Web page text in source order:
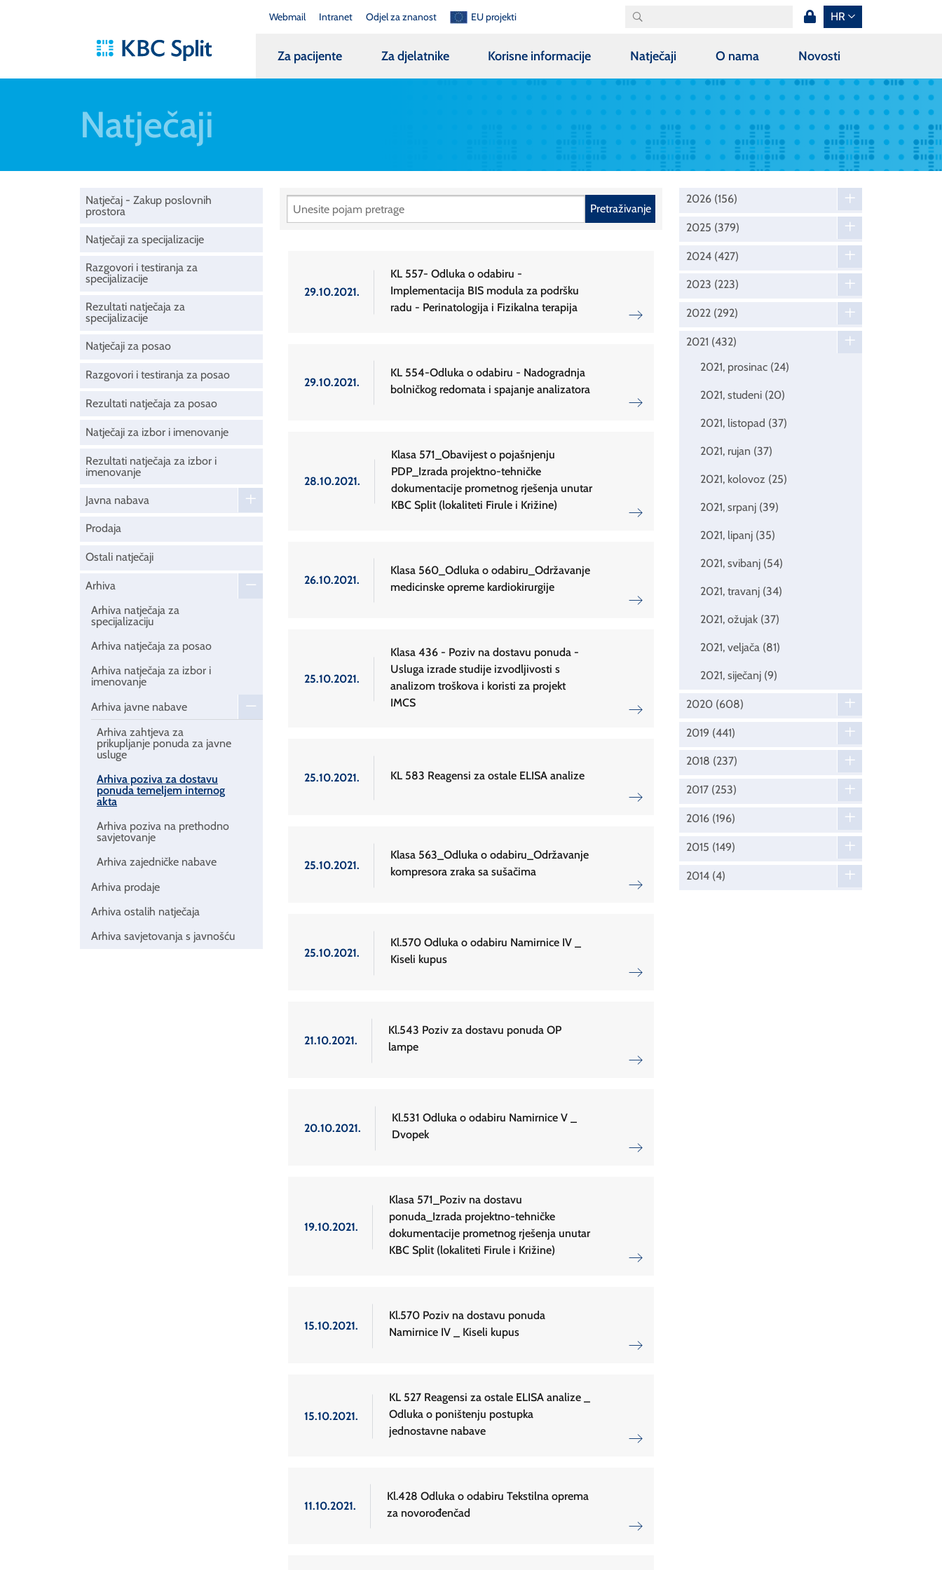
Webmail Intranet Odjel za znanost EU projekti HR
Za pacijente Za djelatnike Korisne informacije Natječaji O nama Novosti
Natječaji
Natječaj - Zakup poslovnih
prostora
Natječaji za specijalizacije
Razgovori i testiranja za
specijalizacije
Rezultati natječaja za
specijalizacije
Natječaji za posao
Razgovori i testiranja za posao
Rezultati natječaja za posao
Natječaji za izbor i imenovanje
Rezultati natječaja za izbor i
imenovanje
Javna nabava
Prodaja
Ostali natječaji
Arhiva
Arhiva natječaja za
specijalizaciju
Arhiva natječaja za posao
Arhiva natječaja za izbor i
imenovanje
Arhiva javne nabave
Arhiva zahtjeva za
prikupljanje ponuda za javne
usluge
Arhiva poziva za dostavu
ponuda temeljem internog
akta
Arhiva poziva na prethodno
savjetovanje
Arhiva zajedničke nabave
Arhiva prodaje
Arhiva ostalih natječaja
Arhiva savjetovanja s javnošću
Pretraživanje
29.10.2021.
KL 557- Odluka o odabiru -
Implementacija BIS modula za podršku
radu - Perinatologija i Fizikalna terapija
29.10.2021.
KL 554-Odluka o odabiru - Nadogradnja
bolničkog redomata i spajanje analizatora
28.10.2021.
Klasa 571_Obavijest o pojašnjenju
PDP_Izrada projektno-tehničke
dokumentacije prometnog rješenja unutar
KBC Split (lokaliteti Firule i Križine)
26.10.2021.
Klasa 560_Odluka o odabiru_Održavanje
medicinske opreme kardiokirurgije
25.10.2021.
Klasa 436 - Poziv na dostavu ponuda -
Usluga izrade studije izvodljivosti s
analizom troškova i koristi za projekt
IMCS
25.10.2021. KL 583 Reagensi za ostale ELISA analize
25.10.2021.
Klasa 563_Odluka o odabiru_Održavanje
kompresora zraka sa sušačima
25.10.2021.
Kl.570 Odluka o odabiru Namirnice IV _
Kiseli kupus
21.10.2021.
Kl.543 Poziv za dostavu ponuda OP
lampe
20.10.2021.
Kl.531 Odluka o odabiru Namirnice V _
Dvopek
19.10.2021.
Klasa 571_Poziv na dostavu
ponuda_Izrada projektno-tehničke
dokumentacije prometnog rješenja unutar
KBC Split (lokaliteti Firule i Križine)
15.10.2021.
Kl.570 Poziv na dostavu ponuda
Namirnice IV _ Kiseli kupus
15.10.2021.
KL 527 Reagensi za ostale ELISA analize _
Odluka o poništenju postupka
jednostavne nabave
11.10.2021.
Kl.428 Odluka o odabiru Tekstilna oprema
za novorođenčad
2026 (156)
2025 (379)
2024 (427)
2023 (223)
2022 (292)
2021 (432)
2021, prosinac (24)
2021, studeni (20)
2021, listopad (37)
2021, rujan (37)
2021, kolovoz (25)
2021, srpanj (39)
2021, lipanj (35)
2021, svibanj (54)
2021, travanj (34)
2021, ožujak (37)
2021, veljača (81)
2021, siječanj (9)
2020 (608)
2019 (441)
2018 (237)
2017 (253)
2016 (196)
2015 (149)
2014 (4)